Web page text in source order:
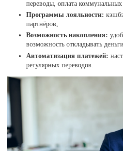
переводы, оплата
Программы лояльности:
партнёров;
Возможность накопления:
возможность откладывать
Автоматизация платежей:
регулярных переводов.